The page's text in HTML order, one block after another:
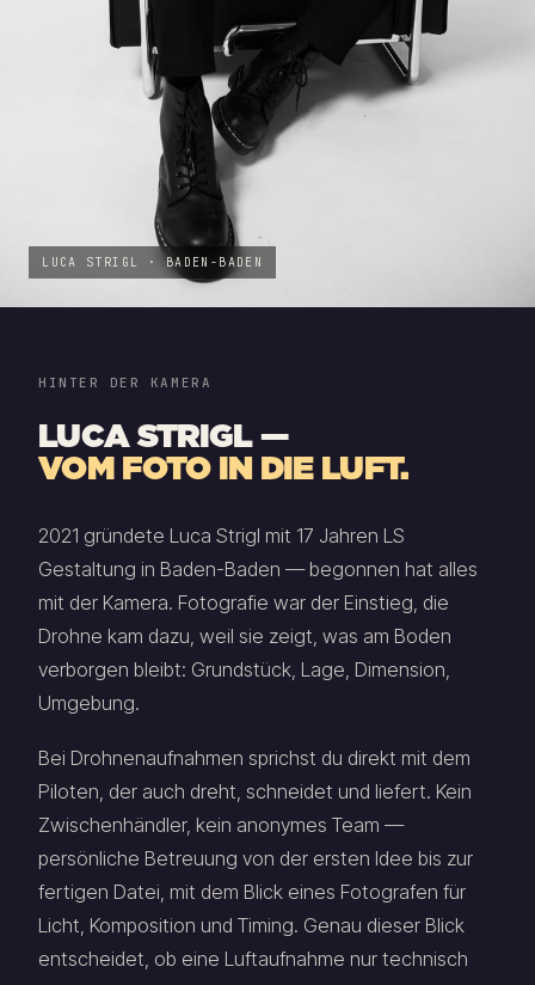
HINTER DER KAMERA
LUCA STRIGL —
VOM FOTO IN DIE LUFT.
2021 gründete Luca Strigl mit 17 Jahren LS
Gestaltung in Baden-Baden — begonnen hat alles
mit der Kamera. Fotografie war der Einstieg, die
Drohne kam dazu, weil sie zeigt, was am Boden
verborgen bleibt: Grundstück, Lage, Dimension,
Umgebung.
Bei Drohnenaufnahmen sprichst du direkt mit dem
Piloten, der auch dreht, schneidet und liefert. Kein
Zwischenhändler, kein anonymes Team —
persönliche Betreuung von der ersten Idee bis zur
fertigen Datei, mit dem Blick eines Fotografen für
Licht, Komposition und Timing. Genau dieser Blick
entscheidet, ob eine Luftaufnahme nur technisch
LUCA STRIGL · BADEN-BADEN